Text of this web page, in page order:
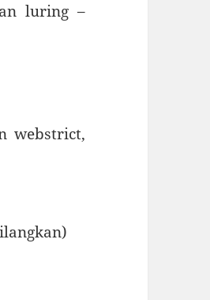
luring –
webstrict,